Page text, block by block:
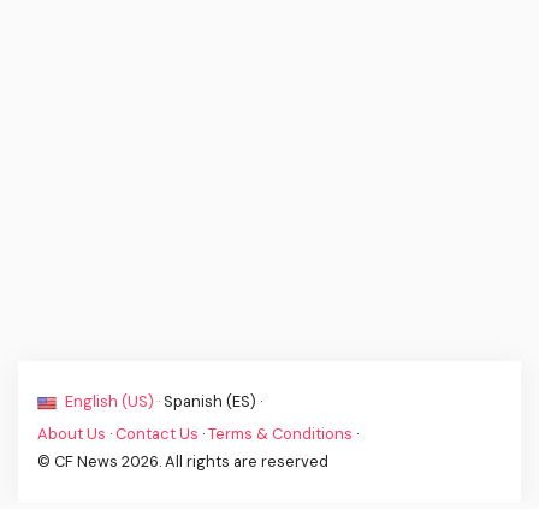
English (US) · Spanish (ES) ·
About Us · Contact Us ·Terms & Conditions ·
© CF News 2026. All rights are reserved